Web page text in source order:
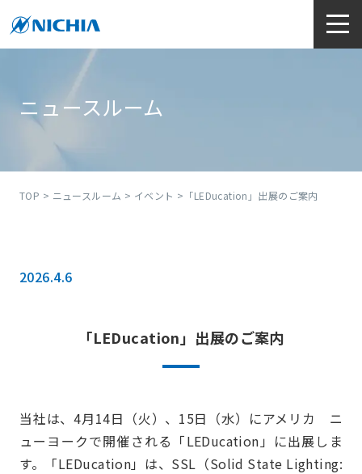
ニュースルーム
TOP > ニュースルーム > イベント >「LEDucation」出展のご案内
2026.4.6
「LEDucation」出展のご案内
当社は、4月14日（火）、15日（水）にアメリカ ニ
ューヨークで開催される「LEDucation」に出展しま
す。「LEDucation」は、SSL（Solid State Lighting: